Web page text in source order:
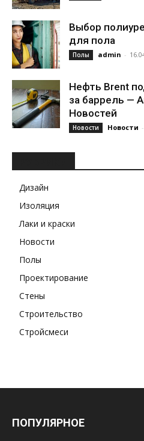
Выбор
для пола
Полы admin -
Нефть Brent
за баррель —
Новостей
Новости Новости -
Дизайн
Изоляция
Лаки и краски
Новости
Полы
Проектирование
Стены
Строительство
Стройсмеси
ПОПУЛЯРНОЕ